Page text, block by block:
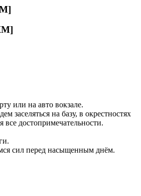
или на авто вокзале.
заселяться на базу, в окрестностях
все достопримечательности.
сил перед насыщенным днём.